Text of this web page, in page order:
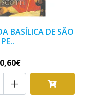
BASÍLICA DE SÃO
PE..
+